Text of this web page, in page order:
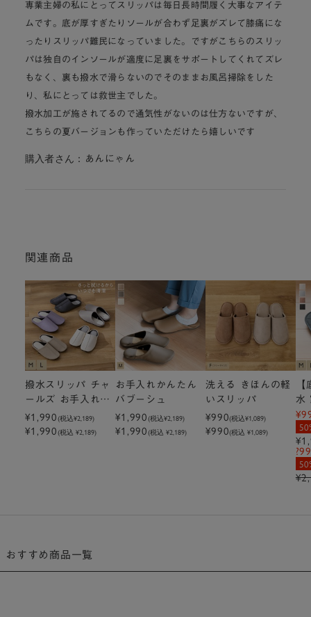
専業主婦の私にとってスリッパは毎日長時間履く大事なアイテ
ムです。底が厚すぎたりソールが合わず足裏がズレて膝痛にな
ったりスリッパ難民になっていました。ですがこちらのスリッ
パは独自のインソールが適度に足裏をサポートしてくれてズレ
もなく、裏も撥水で滑らないのでそのままお風呂掃除をした
り、私にとっては救世主でした。
撥水加工が施されてるので通気性がないのは仕方ないですが、
こちらの夏バージョンも作っていただけたら嬉しいです
購入者さん： あんにゃん
関連商品
撥水スリッパ チャ
ールズ お手入れか
んたんマーニー
¥1,990(税込¥2,189)
¥1,990(税込 ¥2,189)
お手入れかんたん
バブーシュ
¥1,990(税込¥2,189)
¥1,990(税込 ¥2,189)
洗える きほんの軽
いスリッパ
¥990(税込¥1,089)
¥990(税込 ¥1,089)
水
シ
おすすめ商品一覧